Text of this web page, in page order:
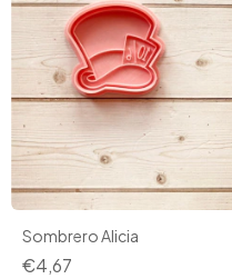
Sombrero Alicia
€4,67